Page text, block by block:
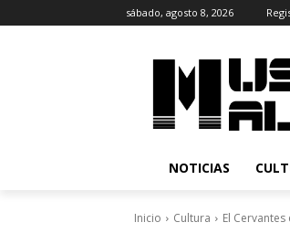
sábado, agosto 8, 2026
NOTICIAS
Inicio Cultura El